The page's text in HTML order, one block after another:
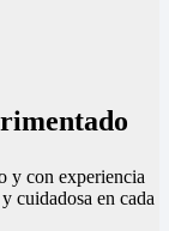
y con experiencia
cuidadosa en cada